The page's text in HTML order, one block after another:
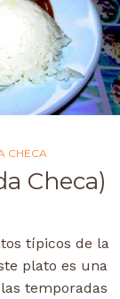
CHECA
Checa)
típicos de la
plato es una
temporadas